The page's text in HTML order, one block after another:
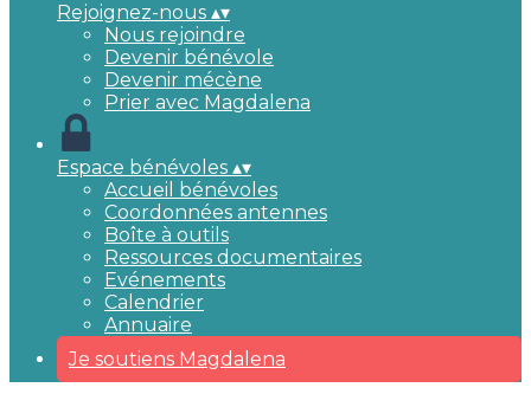
Rejoignez-nous ▴▾
Nous rejoindre
Devenir bénévole
Devenir mécène
Prier avec Magdalena
Espace bénévoles ▴▾
Accueil bénévoles
Coordonnées antennes
Boîte à outils
Ressources documentaires
Evénements
Calendrier
Annuaire
Je soutiens Magdalena